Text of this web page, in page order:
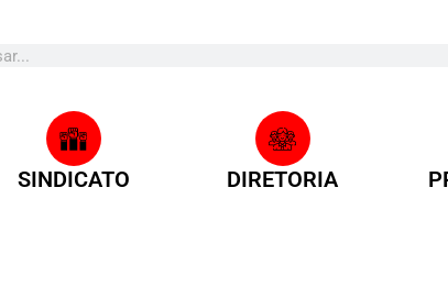
SINDICATO DIRETORIA